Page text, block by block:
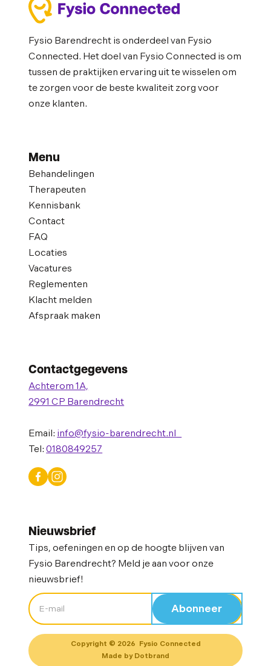
Fysio Barendrecht is onderdeel van Fysio
Connected. Het doel van Fysio Connected is om
tussen de praktijken ervaring uit te wisselen om
te zorgen voor de beste kwaliteit zorg voor
onze klanten.
Menu
Behandelingen
Therapeuten
Kennisbank
Contact
FAQ
Locaties
Vacatures
Reglementen
Klacht melden
Afspraak maken
Contactgegevens
Achterom 1A,
2991 CP Barendrecht
Email: info@fysio-barendrecht.nl
Tel:0180849257
Nieuwsbrief
Tips, oefeningen en op de hoogte blijven van
Fysio Barendrecht? Meld je aan voor onze
nieuwsbrief!
Copyright © 2026 Fysio Connected
Made by Dotbrand